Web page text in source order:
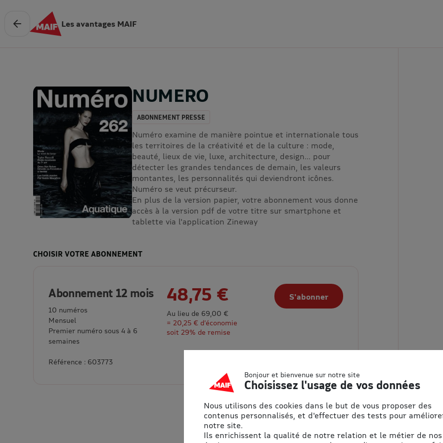
Les avantages MAIF
NUMERO
ABONNEMENT PRESSE
Numéro examine de manière pointue et internationale tous
les territoires de la créativité et de la culture : mode,
beauté, lieux de vie, luxe, architecture, design... pour
détecter les grandes tendances de demain, les valeurs
montantes, les personnalités qui deviendront icônes.
Numéro se veut précurseur.
En plus de la version papier, votre abonnement vous donne
accès à la version pdf de votre titre sur smartphone et
tablette via l'application Zineway
CHOISIR VOTRE ABONNEMENT
Abonnement 12 mois
10 numéros
Mensuel
Premier numéro sous 4 à 6
semaines
Référence : 603773
48,75 €
Au lieu de 69,00 €
= 20,25 € d’économie
soit 29% de remise
S'abonner
Bonjour et bienvenue sur notre site
Choisissez l'usage de vos données
Nous utilisons des cookies dans le but de vous proposer des
contenus personnalisés, et d'effectuer des tests pour
notre site.
Ils enrichissent la qualité de notre relation et le métier de nos